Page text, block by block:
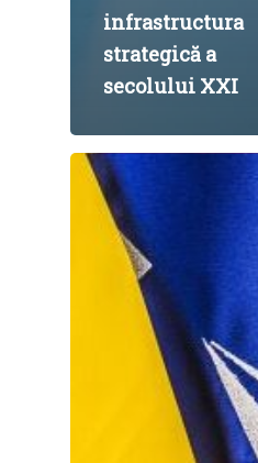
infrastructura
strategică a
secolului XXI